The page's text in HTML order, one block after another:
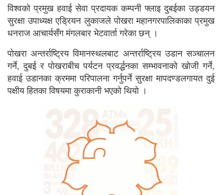
विश्वको प्रमुख हवाई सेवा प्रदायक कम्पनी फ्लाइ दुबईका उड्डयन
सुरक्षा उपाध्यक्ष एड्रियन लुकाजले पोखरा महानगरपालिकाका प्रमुख
धनराज आचार्यसँग मंगलबार भेटवार्ता गरेका छन् ।
पोखरा अन्तर्राष्ट्रिय विमानस्थलबाट अन्तर्राष्ट्रिय उडान सञ्चालन
गर्ने, दुबई र पोखराबीच पर्यटन प्रवर्द्धनका सम्भावनाको खोजी गर्ने,
हवाई उडानका क्रममा परिपालना गर्नुपर्ने सुरक्षा मापदण्डलगायत दुई
पक्षीय हितका विषयमा कुराकानी भएको थियो ।